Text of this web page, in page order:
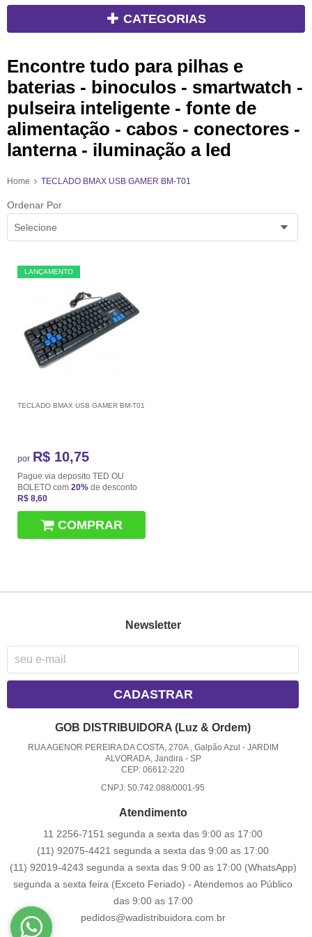
CATEGORIAS
Encontre tudo para pilhas e
baterias - binoculos - smartwatch -
pulseira inteligente - fonte de
alimentação - cabos - conectores -
lanterna - iluminação a led
Home TECLADO BMAX USB GAMER BM-T01
Ordenar Por
Selecione
LANÇAMENTO
TECLADO BMAX USB GAMER BM-T01
por R$ 10,75
Pague via deposito TED OU
BOLETO com 20% de desconto
R$ 8,60
COMPRAR
Newsletter
CADASTRAR
GOB DISTRIBUIDORA (Luz & Ordem)
RUA AGENOR PEREIRA DA COSTA, 270A , Galpão Azul - JARDIM
ALVORADA, Jandira - SP
CEP: 06612-220
CNPJ: 50.742.088/0001-95
Atendimento
11 2256-7151 segunda a sexta das 9:00 as 17:00
(11) 92075-4421 segunda a sexta das 9:00 as 17:00
(11) 92019-4243 segunda a sexta das 9:00 as 17:00 (WhatsApp)
segunda a sexta feira (Exceto Feriado) - Atendemos ao Público
das 9:00 as 17:00
pedidos@wadistribuidora.com.br